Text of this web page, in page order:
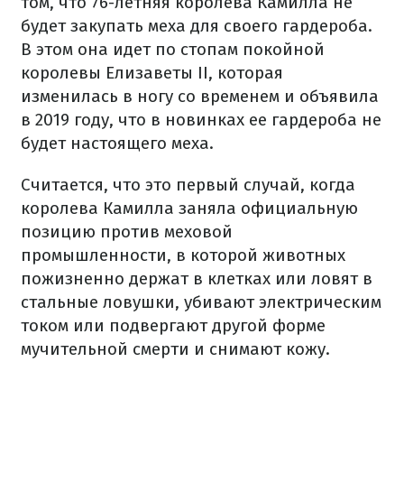
будет закупать меха для своего гардероба.
В этом она идет по стопам покойной
королевы Елизаветы II, которая
изменилась в ногу со временем и объявила
в 2019 году, что в новинках ее гардероба не
будет настоящего меха.
Считается, что это первый случай, когда
королева Камилла заняла официальную
позицию против меховой
промышленности, в которой животных
пожизненно держат в клетках или ловят в
стальные ловушки, убивают электрическим
током или подвергают другой форме
мучительной смерти и снимают кожу.